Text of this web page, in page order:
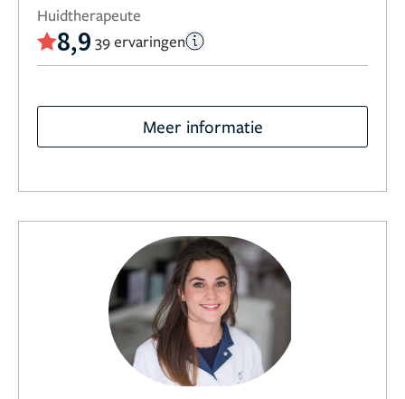
Huidtherapeute
8,9 39 ervaringen
Meer informatie